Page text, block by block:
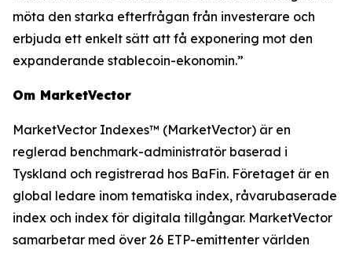
möta den starka efterfrågan från investerare och
erbjuda ett enkelt sätt att få exponering mot den
expanderande stablecoin-ekonomin.”
Om MarketVector
MarketVector Indexes™ (MarketVector) är en
reglerad benchmark-administratör baserad i
Tyskland och registrerad hos BaFin. Företaget är en
global ledare inom tematiska index, råvarubaserade
index och index för digitala tillgångar. MarketVector
samarbetar med över 26 ETP-emittenter världen